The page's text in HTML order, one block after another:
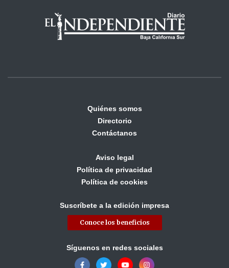
Quiénes somos
Directorio
Contáctanos
Aviso legal
Política de privacidad
Política de cookies
Suscríbete a la edición impresa
Conoce los beneficios
Síguenos en redes sociales